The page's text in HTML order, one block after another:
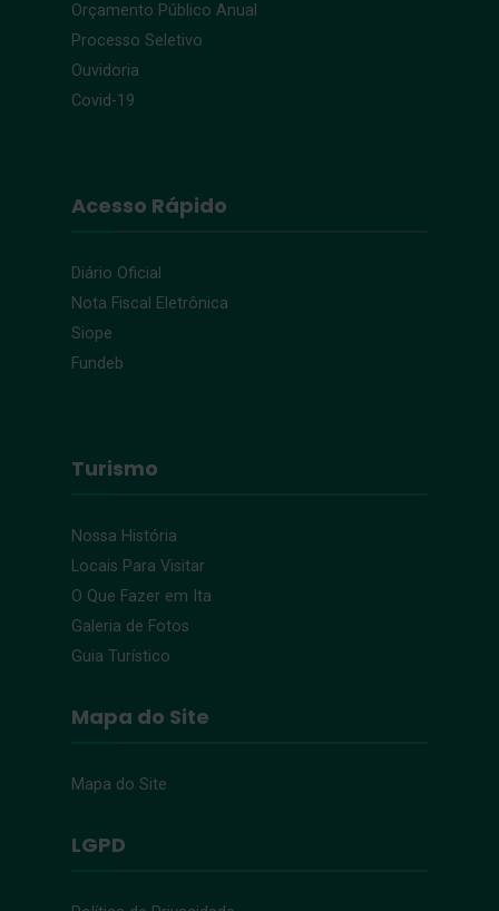
Orçamento Público Anual
Processo Seletivo
Ouvidoria
Covid-19
Acesso Rápido
Diário Oficial
Nota Fiscal Eletrônica
Siope
Fundeb
Turismo
Nossa História
Locais Para Visitar
O Que Fazer em Ita
Galeria de Fotos
Guia Turístico
Mapa do Site
Mapa do Site
LGPD